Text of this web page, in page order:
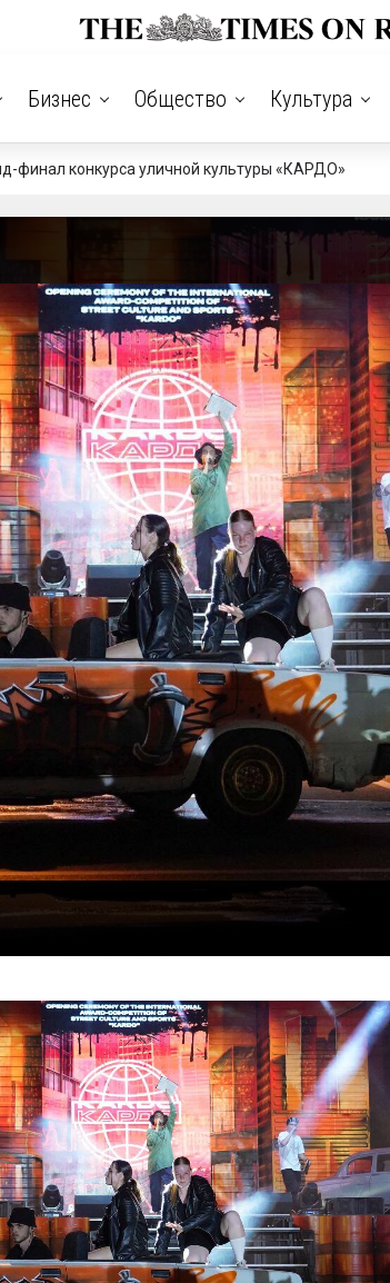
Бизнес Общество Культура
финал конкурса уличной культуры «КАРДО»